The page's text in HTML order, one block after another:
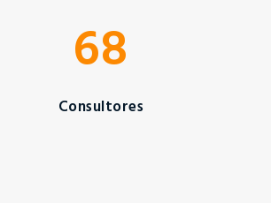
68
Consultores